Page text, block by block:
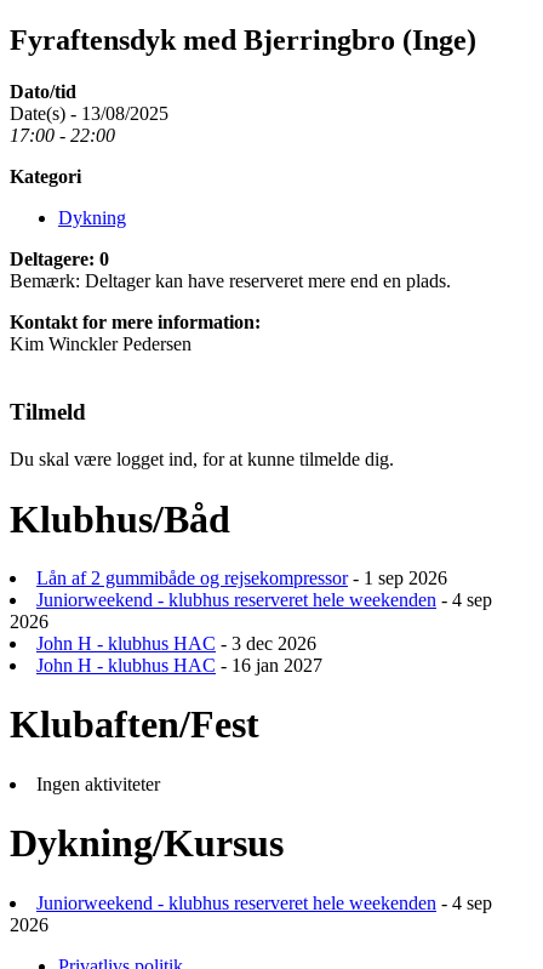
Fyraftensdyk med Bjerringbro (Inge)
Dato/tid
Date(s) - 13/08/2025
17:00 - 22:00
Kategori
Dykning
Deltagere: 0
Bemærk: Deltager kan have reserveret mere end en plads.
Kontakt for mere information:
Kim Winckler Pedersen
Tilmeld
Du skal være logget ind, for at kunne tilmelde dig.
Klubhus/Båd
Lån af 2 gummibåde og rejsekompressor- 1 sep 2026
Juniorweekend - klubhus reserveret hele weekenden - 4 sep
2026
John H - klubhus HAC - 3 dec 2026
John H - klubhus HAC - 16 jan 2027
Klubaften/Fest
Ingen aktiviteter
Dykning/Kursus
Juniorweekend - klubhus reserveret hele weekenden - 4 sep
2026